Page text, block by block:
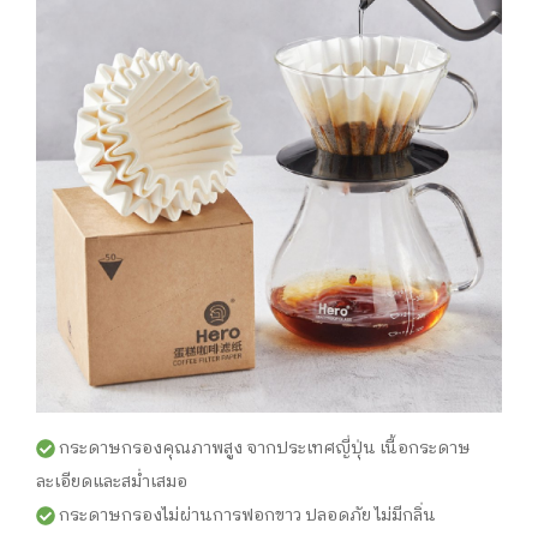
กระดาษกรองคุณภาพสูง จากประเทศญี่ปุ่น เนื้อกระดาษ
ละเอียดและสม่ำเสมอ
กระดาษกรองไม่ผ่านการฟอกขาว ปลอดภัย ไม่มีกลิ่น